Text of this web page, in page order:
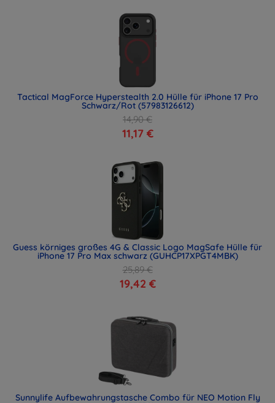
Tactical MagForce Hyperstealth 2.0 Hülle für iPhone 17 Pro
Schwarz/Rot (57983126612)
14,90 €
11,17 €
Guess körniges großes 4G & Classic Logo MagSafe Hülle für
iPhone 17 Pro Max schwarz (GUHCP17XPGT4MBK)
25,89 €
19,42 €
Sunnylife Aufbewahrungstasche Combo für NEO Motion Fly